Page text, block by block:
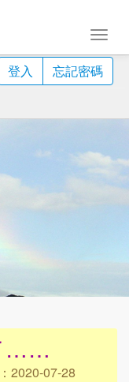
登入
忘記密碼
……
2020-07-28